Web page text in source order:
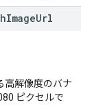
ImageUrl
高解像度のバナ
ピクセルで